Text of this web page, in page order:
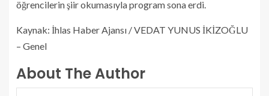
öğrencilerin şiir okumasıyla program sona erdi.
Kaynak: İhlas Haber Ajansı / VEDAT YUNUS İKİZOĞLU
– Genel
About The Author